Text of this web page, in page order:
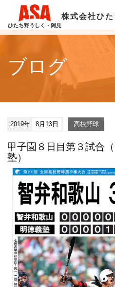
ひたち野うしく・阿見
株式会社ひ
ブログ
2019年 8月13日 高校野球
甲子園８日目第３試合
塾）